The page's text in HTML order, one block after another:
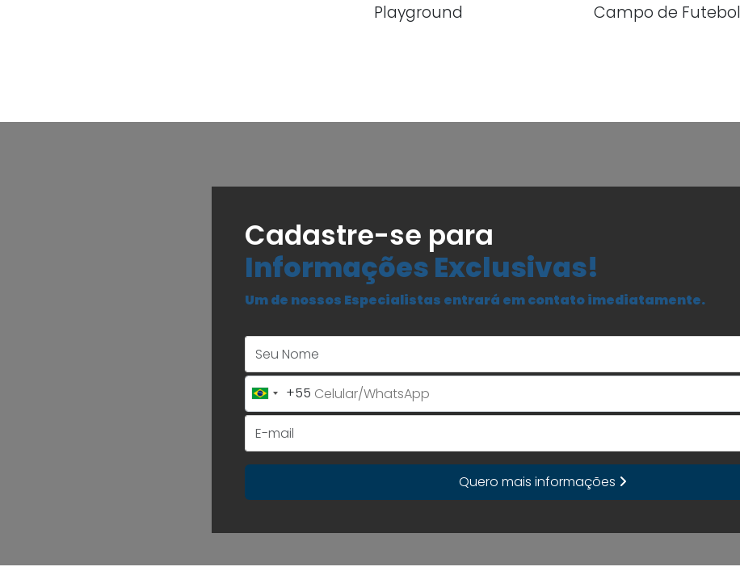
Playground Campo de Futebol
Cadastre-se para
Informações Exclusivas!
Um de nossos Especialistas entrará em contato imediatamente.
Brazil
+55
+55
Quero mais informações